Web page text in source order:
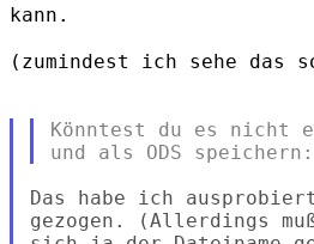
kann.
(zumindest ich sehe das
Könntest du es nicht
Das habe ich
gezogen. (Allerdings